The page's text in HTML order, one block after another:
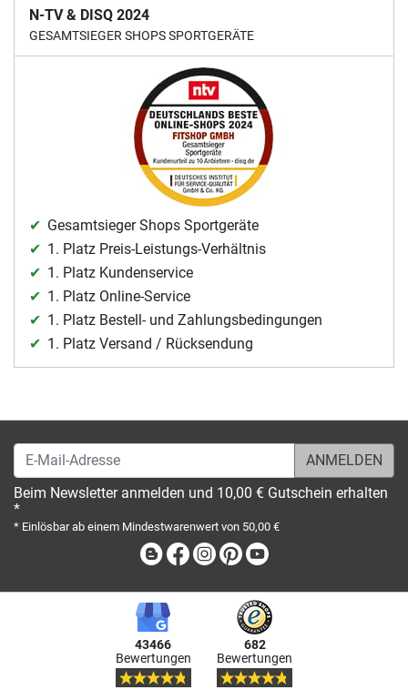
N-TV & DISQ 2024
GESAMTSIEGER SHOPS SPORTGERÄTE
Gesamtsieger Shops Sportgeräte
1. Platz Preis-Leistungs-Verhältnis
1. Platz Kundenservice
1. Platz Online-Service
1. Platz Bestell- und Zahlungsbedingungen
1. Platz Versand / Rücksendung
E-Mail-Adresse
Beim Newsletter anmelden und 10,00 € Gutschein erhalten
*
* Einlösbar ab einem Mindestwarenwert von 50,00 €
BlogFacebook
Instagram
Pinterest
43466
Bewertungen
682
Bewertungen